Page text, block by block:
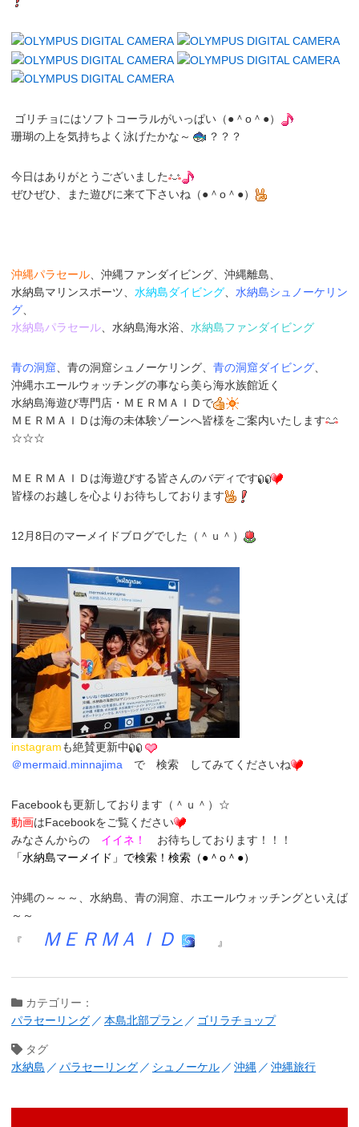
ゴリチョにはソフトコーラルがいっぱい（●＾o＾●）
珊瑚の上を気持ちよく泳げたかな～
？？？
今日はありがとうございました
ぜひぜひ、また遊びに来て下さいね（●＾o＾●）
沖縄パラセール 、沖縄ファンダイビング、沖縄離島、
水納島マリンスポーツ、 水納島ダイビング
水納島シュノーケリン
グ
水納島パラセール 、水納島海水浴、 水納島ファンダイビング
青の洞窟 、青の洞窟シュノーケリング、 青の洞窟ダイビング
沖縄ホエールウォッチングの事なら美ら海水族館近く
水納島海遊び専門店 ・ ＭＥＲＭＡＩＤ で
ＭＥＲＭＡＩＤは海の未体験ゾーンへ皆様をご案内いたします
☆☆☆
ＭＥＲＭＡＩＤは海遊びする皆さんのバディです
皆様のお越しを心よりお待ちしております
12月8日のマーメイドブログでした（＾ｕ＾）
instagramも絶賛更新中
＠mermaid.minnajima で 検索 してみてくださいね
Facebookも更新しております（＾ｕ＾）☆
動画はFacebookをご覧ください
みなさんからの イイネ！
お待ちしております！！！
「水納島マーメイド 」 で検索！検索（●＾o＾●）
沖縄の～～～、 水納島 青の洞窟 ホエールウォッチングといえば
～～
『 ＭＥＲＭＡＩＤ 』
カテゴリー：
パラセーリング
本島北部プラン ゴリラチョップ
タグ
水納島
パラセーリング シュノーケル 沖縄 沖縄旅行